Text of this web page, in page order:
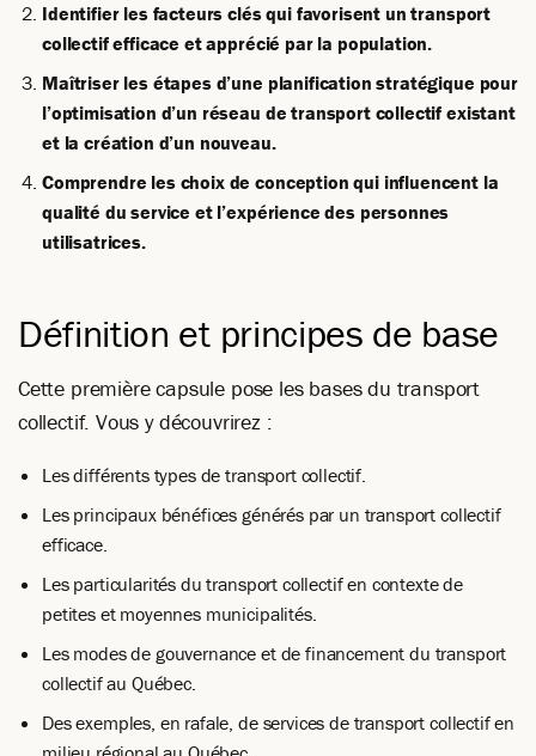
Identifier les facteurs clés qui favorisent un transport
collectif efficace et apprécié par la population.
Maîtriser les étapes d’une planification stratégique pour
l’optimisation d’un réseau de transport collectif existant
et la création d’un nouveau.
Comprendre les choix de conception qui influencent la
qualité du service et l’expérience des personnes
utilisatrices.
Définition et principes de base
Cette première capsule pose les bases du transport
collectif. Vous y découvrirez :
Les différents types de transport collectif.
Les principaux bénéfices générés par un transport collectif
efficace.
Les particularités du transport collectif en contexte de
petites et moyennes municipalités.
Les modes de gouvernance et de financement du transport
collectif au Québec.
Des exemples, en rafale, de services de transport collectif en